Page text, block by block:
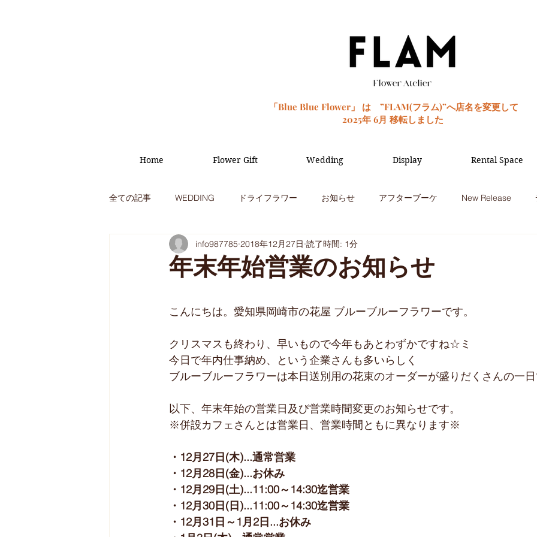
「Blue Blue Flower」 は ”FLAM(フラム)”へ店名を変更して
2025年 6月 移転しました
Home Flower Gift Wedding Display Rental Space
全ての記事 WEDDING ドライフラワー お知らせ アフターブーケ New Release
オープニング イベント 季節のお花 観葉植物
年末年始営業のお知らせ
info987785 2018年12月27日 読了時間: 1分
こんにちは。愛知県岡崎市の花屋 ブルーブルーフラワーです。
クリスマスも終わり、早いもので今年もあとわずかですね☆ミ
今日で年内仕事納め、という企業さんも多いらしく
ブルーブルーフラワーは本日送別用の花束のオーダーが盛りだくさんの一
以下、年末年始の営業日及び営業時間変更のお知らせです。
※併設カフェさんとは営業日、営業時間ともに異なります※
・12月27日(木)...通常営業
・12月28日(金)...お休み
・12月29日(土)...11:00～14:30迄営業
・12月30日(日)...11:00～14:30迄営業
・12月31日～1月2日...お休み